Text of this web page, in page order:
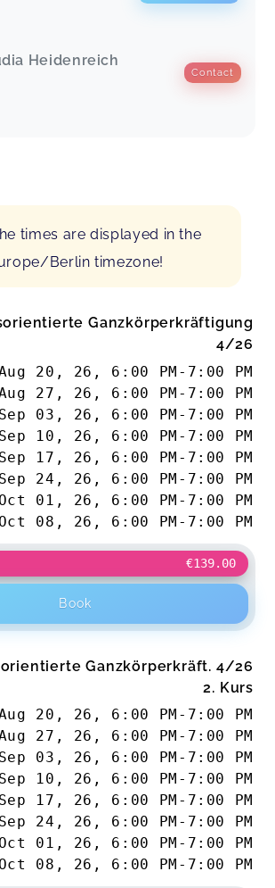
Heidenreich
Contact
times are displayed in the
Berlin timezone!
Ganzkörperkräftigung
4/26
20, 26 , 6:00 PM - 7:00 PM
27, 26 , 6:00 PM - 7:00 PM
03, 26 , 6:00 PM - 7:00 PM
10, 26 , 6:00 PM - 7:00 PM
17, 26 , 6:00 PM - 7:00 PM
24, 26 , 6:00 PM - 7:00 PM
01, 26 , 6:00 PM - 7:00 PM
08, 26 , 6:00 PM - 7:00 PM
€139.00
Book
Ganzkörperkräft. 4/26
2. Kurs
20, 26 , 6:00 PM - 7:00 PM
27, 26 , 6:00 PM - 7:00 PM
03, 26 , 6:00 PM - 7:00 PM
10, 26 , 6:00 PM - 7:00 PM
17, 26 , 6:00 PM - 7:00 PM
24, 26 , 6:00 PM - 7:00 PM
01, 26 , 6:00 PM - 7:00 PM
08, 26 , 6:00 PM - 7:00 PM